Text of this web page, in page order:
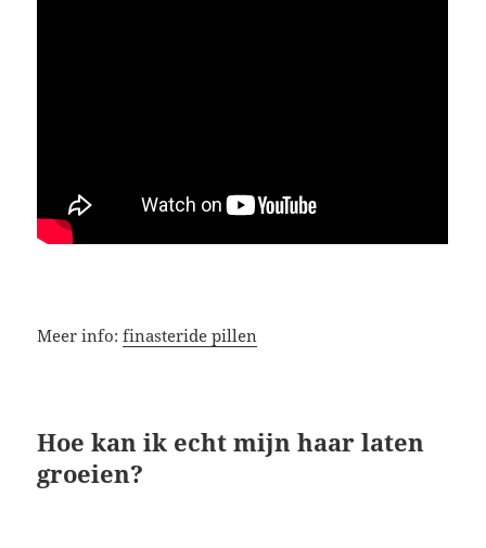
Meer info:finasteride pillen
Hoe kan ik echt mijn haar laten
groeien?